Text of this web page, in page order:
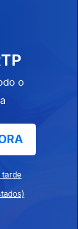
29 jun. 2017
o
tarde